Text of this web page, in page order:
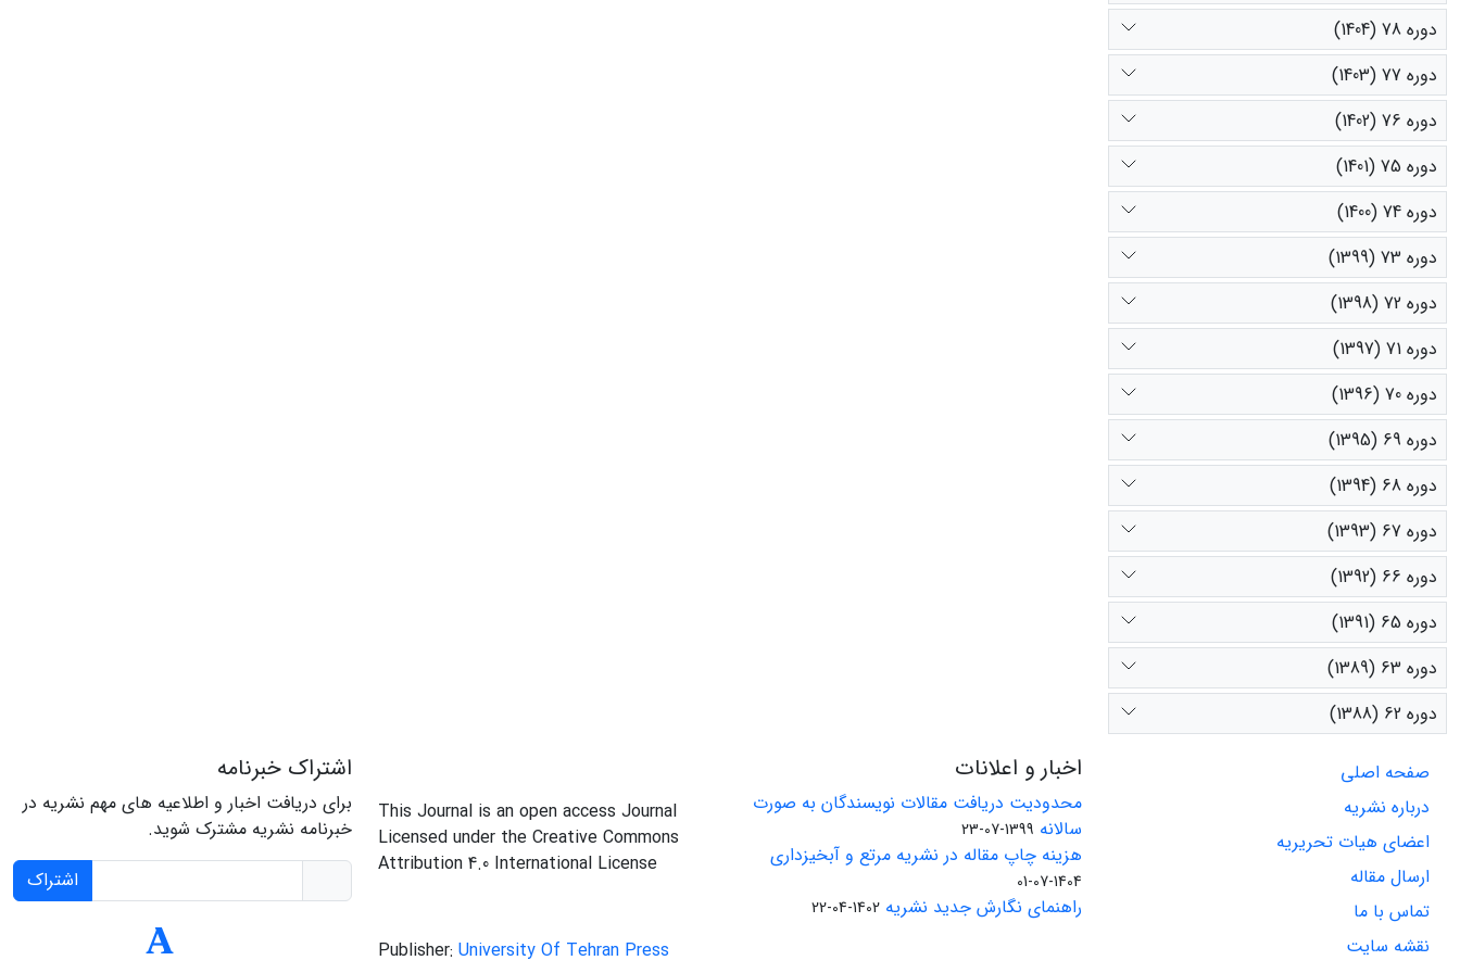
دوره 78 (1404)
دوره 77 (1403)
دوره 76 (1402)
دوره 75 (1401)
دوره 74 (1400)
دوره 73 (1399)
دوره 72 (1398)
دوره 71 (1397)
دوره 70 (1396)
دوره 69 (1395)
دوره 68 (1394)
دوره 67 (1393)
دوره 66 (1392)
دوره 65 (1391)
دوره 63 (1389)
دوره 62 (1388)
صفحه اصلی
درباره نشریه
اعضای هیات تحریریه
ارسال مقاله
تماس با ما
نقشه سایت
اخبار و اعلانات
محدودیت دریافت مقالات نویسندگان به صورت
سالانه 1399-07-23
هزینه چاپ مقاله در نشریه مرتع و آبخیزداری
1404-07-01
راهنمای نگارش جدید نشریه 1402-04-22
This Journal is an open access Journal
Licensed under the Creative Commons
Attribution 4.0 International License
Publisher: University Of Tehran Press
اشتراک خبرنامه
برای دریافت اخبار و اطلاعیه های مهم نشریه در
خبرنامه نشریه مشترک شوید.
اشتراک